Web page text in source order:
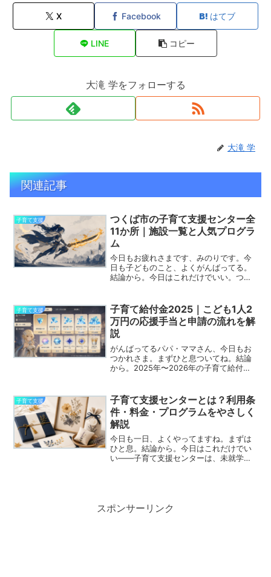
X Facebook はてブ
LINE コピー
大滝 学をフォローする
大滝 学
関連記事
子育て支援
つくば市の子育て支援センター全
11か所｜施設一覧と人気プログラ
ム
今日もお疲れさまです、みのりです。今
日も子どものこと、よくがんばってる。
結論から。今日はこれだけでいい。つく
子育て総合支援センター（流星台61-1／
029-857-90...
子育て支援
子育て給付金2025｜こども1人2
万円の応援手当と申請の流れを解
説
がんばってるパパ・ママさん、今日もお
つかれさま。まずひと息ついてね。結論
から。2025年〜2026年の子育て給付金
り）。多くの人は申請いらずで振り込ま
れます。「うちはもらえ...
子育て支援
子育て支援センターとは？利用条
件・料金・プログラムをやさしく
解説
今日も一日、よくやってますね。まずは
ひと息。結論から。今日はこれだけでい
い——子育て支援センターは、未就学児
スポンサーリンク